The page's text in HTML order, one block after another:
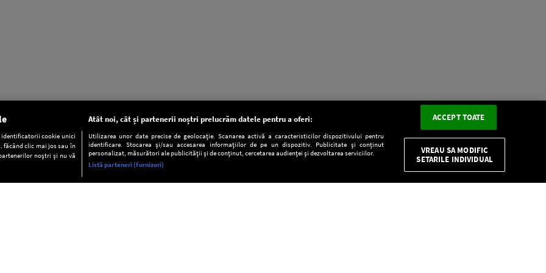
CONFIDENŢIALITATE
identificatorii cookie unici
făcând clic mai jos sau în
noștri și nu vă
Atât noi, cât și partenerii noștri prelucrăm datele pentru a oferi:
Utilizarea unor date precise de geolocație. Scanarea activă a caracteristicilor dispozitivului pentru
identificare. Stocarea și/sau accesarea informațiilor de pe un dispozitiv. Publicitate și conținut
personalizat, măsurători ale publicității și de conținut, cercetarea audienței și dezvoltarea serviciilor.
Listă parteneri (furnizori)
ACCEPT TOATE
VREAU SA MODIFIC
SETARILE INDIVIDUAL